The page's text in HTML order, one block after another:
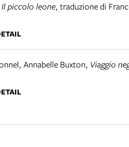
Il piccolo leone, traduzione di
Annabelle Buxton, Viaggio